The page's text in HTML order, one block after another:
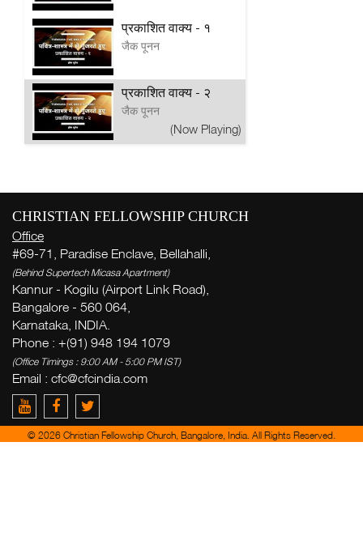
प्रकाशित वाक्य - १
जैक पूनन
प्रकाशित वाक्य - २
जैक पूनन
(Now Playing)
CHRISTIAN FELLOWSHIP CHURCH
Office
#69-71, Paradise Enclave, Bellahalli,
(Behind Supertech Micasa Apartment)
Kannur - Kogilu (Airport Link Road),
Bangalore - 560 064,
Karnataka, INDIA.
Phone : +(91) 948 194 1079
(Office Timings : 9:00 AM - 5:00 PM IST)
Email : cfc@cfcindia.com
© 2026 Christian Fellowship Church, Bangalore, India. All Rights Reserved.